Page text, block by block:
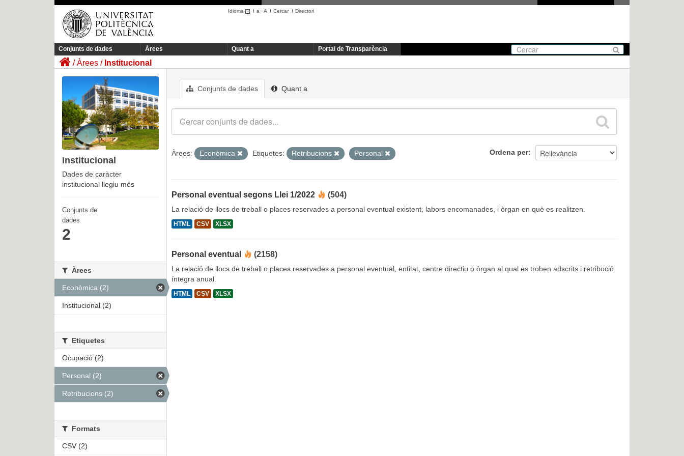
Idioma I a ·A I CercarI Directori
Conjunts de dades Àrees Quant a Portal de Transparència
Àrees Institucional
Conjunts de dades Quant a
Ordena per
Àrees: Econòmica Etiquetes: Retribucions Personal
Personal eventual segons Llei 1/2022 (504)
La relació de llocs de treball o places reservades a personal eventual existent, labors encomanades, i òrgan en què es realitzen.
HTML CSV XLSX
Personal eventual (2158)
La relació de llocs de treball o places reservades a personal eventual, entitat, centre directiu o òrgan al qual es troben adscrits i retribució
íntegra anual.
HTML CSV XLSX
Institucional
Dades de caràcter
institucional llegiu més
Conjunts de
dades
2
Àrees
Econòmica (2)
Institucional (2)
Etiquetes
Ocupació (2)
Personal (2)
Retribucions (2)
Formats
CSV (2)